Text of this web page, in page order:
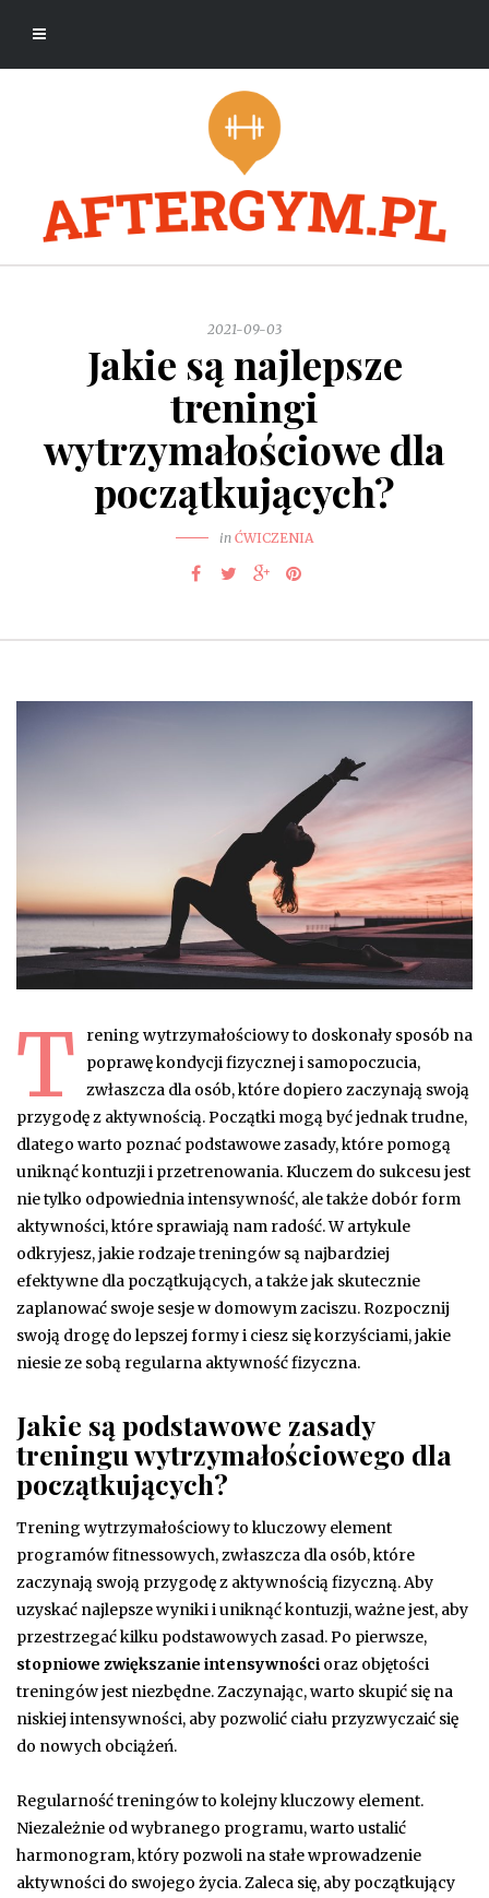
2021-09-03
Jakie są najlepsze
treningi
wytrzymałościowe dla
początkujących?
in ĆWICZENIA
T
rening wytrzymałościowy to doskonały sposób na
poprawę kondycji fizycznej i samopoczucia,
zwłaszcza dla osób, które dopiero zaczynają swoją
przygodę z aktywnością. Początki mogą być jednak trudne,
dlatego warto poznać podstawowe zasady, które pomogą
uniknąć kontuzji i przetrenowania. Kluczem do sukcesu jest
nie tylko odpowiednia intensywność, ale także dobór form
aktywności, które sprawiają nam radość. W artykule
odkryjesz, jakie rodzaje treningów są najbardziej
efektywne dla początkujących, a także jak skutecznie
zaplanować swoje sesje w domowym zaciszu. Rozpocznij
swoją drogę do lepszej formy i ciesz się korzyściami, jakie
niesie ze sobą regularna aktywność fizyczna.
Jakie są podstawowe zasady
treningu wytrzymałościowego dla
początkujących?
Trening wytrzymałościowy to kluczowy element
programów fitnessowych, zwłaszcza dla osób, które
zaczynają swoją przygodę z aktywnością fizyczną. Aby
uzyskać najlepsze wyniki i uniknąć kontuzji, ważne jest, aby
przestrzegać kilku podstawowych zasad. Po pierwsze,
stopniowe zwiększanie intensywności oraz objętości
treningów jest niezbędne. Zaczynając, warto skupić się na
niskiej intensywności, aby pozwolić ciału przyzwyczaić się
do nowych obciążeń.
Regularność treningów to kolejny kluczowy element.
Niezależnie od wybranego programu, warto ustalić
harmonogram, który pozwoli na stałe wprowadzenie
aktywności do swojego życia. Zaleca się, aby początkujący